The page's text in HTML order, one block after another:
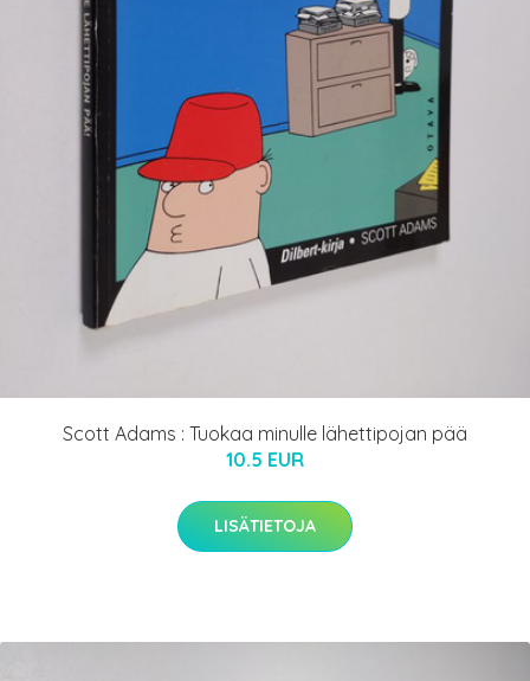
Scott Adams : Tuokaa minulle lähettipojan pää
10.5 EUR
LISÄTIETOJA